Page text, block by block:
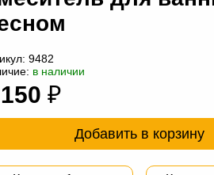
9482
в наличии
₽
Добавить в корзину